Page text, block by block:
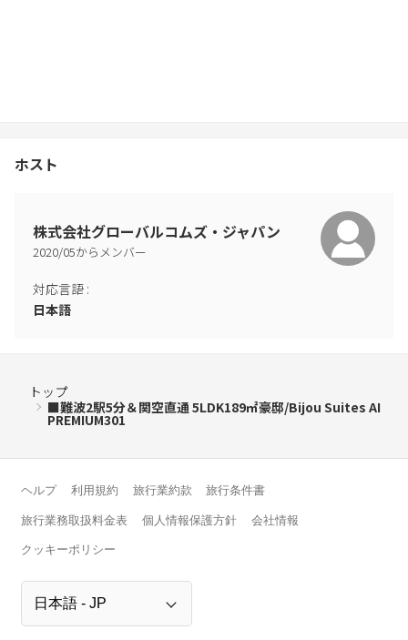
録ください。予約人数以上の出入りが確認された場合、宿泊の如
した場合、別途20,000円の清掃費用を請求させていただく場合が
ございます。
6.清掃について
チェックインした段階で、清掃が行き届いてない箇所がありまし
清掃であり滞在中のルームキーピングではございませんのでご了
承ください。
7.破損・紛失・【汚損】について
ます。
チェックアウト後に備品の破損や紛失（Wfiや鍵等）が発覚した場
長期滞在の方は、水回りの汚れや油汚れに特にご注意ください。
通常清掃ではまかなえない極度の汚損については、特別清掃料金
を請求させていただく場合がございます
もし、部屋の備品を破損や紛失された場合はすぐにお知らせくだ
ホスト
株式会社グローバルコムズ・ジャパン
2020/05からメンバー
対応言語 :
日本語
トップ
■難波2駅5分＆関空直通 5LDK189㎡豪邸/Bijou Suites AI
PREMIUM301
ヘルプ 利用規約 旅行業約款 旅行条件書
旅行業務取扱料金表 個人情報保護方針 会社情報
クッキーポリシー